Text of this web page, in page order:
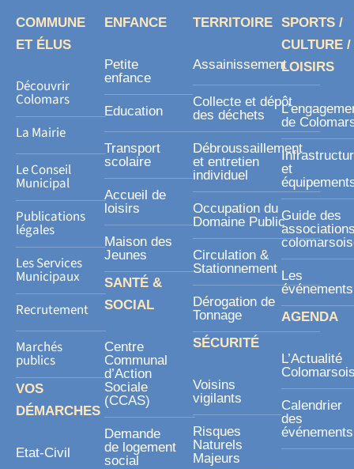
s
r
COMMUNE
ET ÉLUS
Découvrir
Colomars
La Mairie
Le Conseil
Municipal
Publications
légales
Les Services
Municipaux
Recrutement
Marchés
publics
VOS
DÉMARCHES
Etat-Civil
ENFANCE
Petite
enfance
Education
Transport
scolaire
Accueil de
loisirs
Maison des
Jeunes
SANTÉ &
SOCIAL
Centre
Communal
d’Action
Sociale
(CCAS)
Demande
de logement
social
TERRITOIRE
Assainissement
Collecte et dépôt
des déchets
Débroussaillement
et entretien
individuel
Occupation du
Domaine Public
Circulation &
Stationnement
Dérogation de
Tonnage
SÉCURITÉ
Voisins
vigilants
Risques
Naturels
Majeurs
SPORTS /
CULTURE /
LOISIRS
de
et
Guide des
Les
événements
AGENDA
L’Actualité
Calendrier
des
événements